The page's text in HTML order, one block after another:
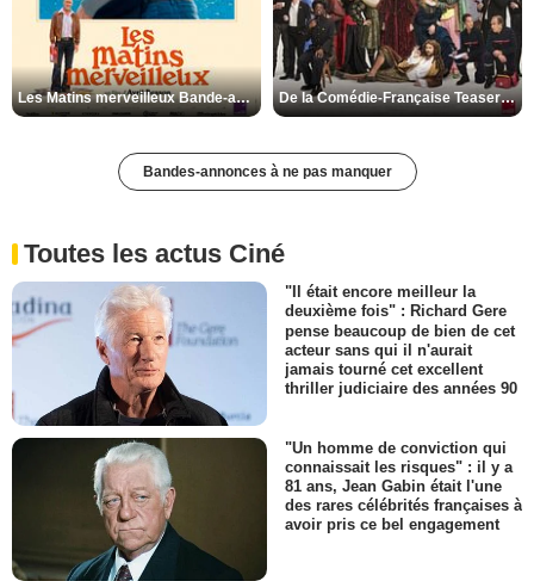
Les Matins merveilleux Bande-annonce VF De la Comédie-Française Teaser VF
Bandes-annonces à ne pas manquer
Toutes les actus Ciné
"Il était encore meilleur la
deuxième fois" : Richard Gere
pense beaucoup de bien de cet
acteur sans qui il n'aurait
jamais tourné cet excellent
thriller judiciaire des années 90
"Un homme de conviction qui
connaissait les risques" : il y a
81 ans, Jean Gabin était l'une
des rares célébrités françaises à
avoir pris ce bel engagement